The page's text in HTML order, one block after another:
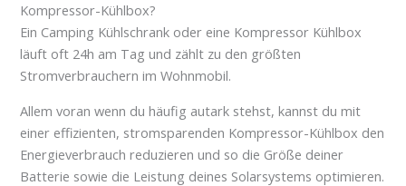
Kompressor-Kühlbox?
Ein Camping Kühlschrank oder eine Kompressor Kühlbox
läuft oft 24h am Tag und zählt zu den größten
Stromverbrauchern im Wohnmobil.
Allem voran wenn du häufig autark stehst, kannst du mit
einer effizienten, stromsparenden Kompressor-Kühlbox den
Energieverbrauch reduzieren und so die Größe deiner
Batterie sowie die Leistung deines Solarsystems optimieren.